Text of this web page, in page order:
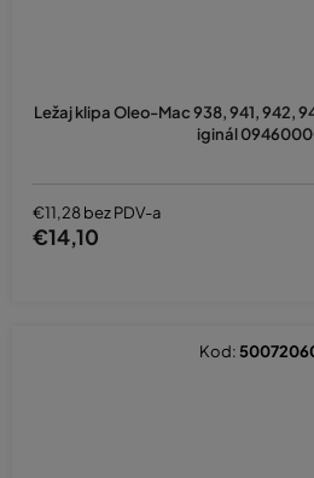
Ležaj klipa Oleo-Mac 938, 941, 942,
iginál
€11,28 bez PDV-a
€14,10
Kod: